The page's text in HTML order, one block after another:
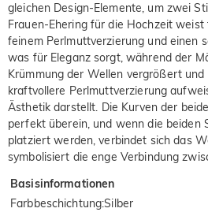
gleichen Design-Elemente, um zwei
Frauen-Ehering für die Hochzeit
feinem Perlmuttverzierung und einen
was für Eleganz sorgt, während der
Krümmung der Wellen vergrößert
kraftvollere Perlmuttverzierung
Ästhetik darstellt. Die Kurven der
perfekt überein, und wenn die beiden
platziert werden, verbindet sich das
symbolisiert die enge Verbindung
Basisinformationen
Farbbeschichtung:Silber